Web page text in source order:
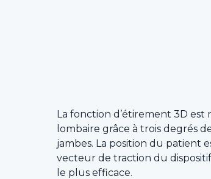
La fonction d’étirement 3D
lombaire grâce à trois degrés
jambes. La position du patient
vecteur de traction du
le plus efficace.